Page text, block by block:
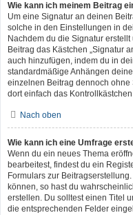
Wie kann ich meinem Beitrag
Um eine Signatur an deinen
solche in den Einstellungen in
Nachdem du die Signatur
Beitrag das Kästchen „Signatur
auch hinzufügen, indem du in
standardmäßige Anhängen
einzelnen Beitrag dennoch ohne
dort einfach das
Nach oben
Wie kann ich eine Umfrage
Wenn du ein neues Thema
bearbeitest, findest du ein
Formulars zur
können, so hast du
erstellen. Du solltest einen Titel
die entsprechenden Felder